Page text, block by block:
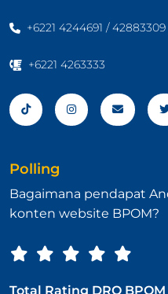
+6221 4244691 /
+6221 4263333
Polling
Bagaimana pendapat
konten website BPOM?
Total Rating DRO BPOM